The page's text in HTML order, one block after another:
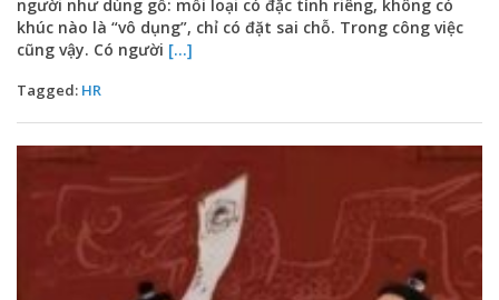
người như dùng gỗ: mỗi loại có đặc tính riêng, không có
khúc nào là “vô dụng”, chỉ có đặt sai chỗ. Trong công việc
cũng vậy. Có người [...]
Tagged: HR